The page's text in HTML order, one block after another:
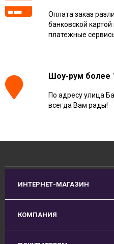
Оплата заказ
банковской
платежные
Шоу-рум более
По адресу улица
всегда Вам рады!
ИНТЕРНЕТ-МАГАЗИН
КОМПАНИЯ